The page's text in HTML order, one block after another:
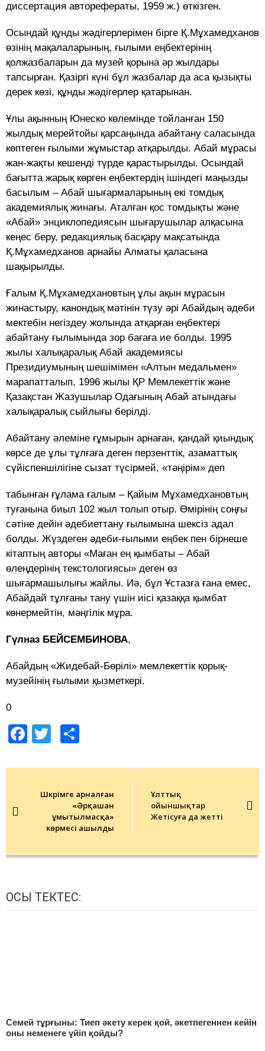
диссертация авторефераты, 1959 ж.) өткізген.
Осындай құнды жәдігерлерімен бірге Қ.Мұхамедханов
өзінің мақалаларының, ғылыми еңбектерінің
қолжазбаларын да музей қорына әр жылдары
тапсырған. Қазіргі күні бұл жазбалар да аса қызықты
дерек көзі, құнды жәдігерлер қатарынан.
Ұлы ақынның Юнеско көлемінде тойланған 150
жылдық мерейтойы қарсаңында абайтану саласында
көптеген ғылыми жұмыстар атқарылды. Абай мұрасы
жан-жақты кешенді түрде қарастырылды. Осындай
бағытта жарық көрген еңбектердің ішіндегі маңызды
басылым – Абай шығармаларының екі томдық
академиялық жинағы. Аталған қос томдықты және
«Абай» энциклопедиясын шығарушылар алқасына
кеңес беру, редакциялық басқару мақсатында
Қ.Мұхамедханов арнайы Алматы қаласына
шақырылды.
Ғалым Қ.Мұхамедхановтың ұлы ақын мұрасын
жинастыру, канондық мәтінін түзу әрі Абайдың әдеби
мектебін негіздеу жолында атқарған еңбектері
абайтану ғылымында зор бағаға ие болды. 1995
жылы халықаралық Абай академиясы
Президиумының шешімімен «Алтын медальмен»
марапатталып, 1996 жылы ҚР Мемлекеттік және
Қазақстан Жазушылар Одағының Абай атындағы
халықаралық сыйлығы берілді.
Абайтану әлеміне ғұмырын арнаған, қандай қиындық
көрсе де ұлы тұлғаға деген перзенттік, азаматтық
сүйіспеншілігіне сызат түсірмей, «тәңірім» деп
табынған ғұлама ғалым – Қайым Мұхамедхановтың
туғанына биыл 102 жыл толып отыр. Өмірінің соңғы
сәтіне дейін әдебиеттану ғылымына шексіз адал
болды. Жүздеген әдеби-ғылыми еңбек пен бірнеше
кітаптың авторы «Маған ең қымбаты – Абай
өлеңдерінің текстологиясы» деген өз
шығармашылығы жайлы. Иә, бұл Ұстазға ғана емес,
Абайдай тұлғаны тану үшін иісі қазаққа қымбат
көнермейтін, мәңгілік мұра.
Гүлназ БЕЙСЕМБИНОВА,
Абайдың «Жидебай-Бөрілі» мемлекеттік қорық-
музейінің ғылыми қызметкері.
0
Facebook
Twitter
navigationШәкәрімге арналған
«Әрқашан
ұмытылмасқа»
көрмесі ашылды
Ұлттық
ойыншықтар
Жетісуға да жетті
ОСЫ ТЕКТЕС:
Семей тұрғыны: Тиеп әкету керек қой, әкетпегеннен кейін
оны неменеге үйіп қойды?